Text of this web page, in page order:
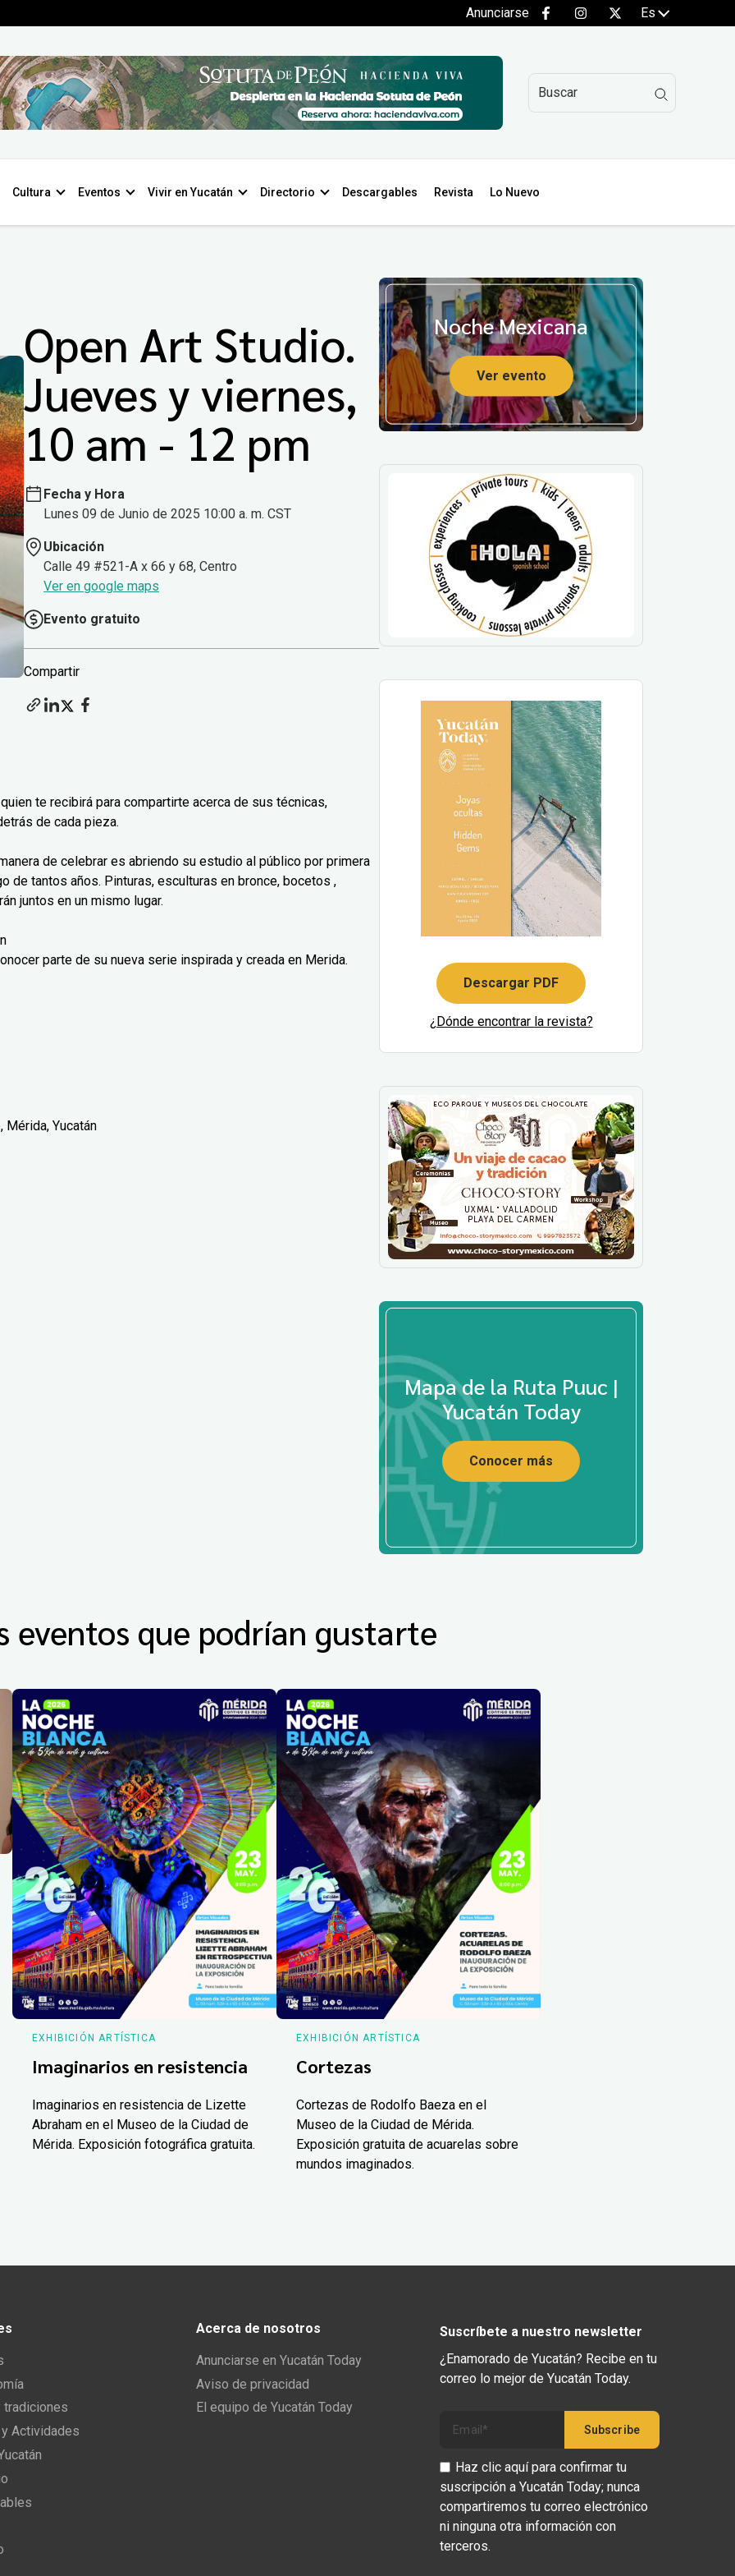
Anunciarse Es
Cultura Eventos Vivir en Yucatán Directorio Descargables Revista Lo Nuevo
Open Art Studio.
Jueves y viernes,
10 am - 12 pm
Fecha y Hora
Lunes 09 de Junio de 2025 10:00 a. m. CST
Ubicación
Calle 49 #521-A x 66 y 68, Centro
Ver en google maps
Evento gratuito
Compartir
te recibirá para compartirte acerca de sus técnicas,
de cada pieza.
de celebrar es abriendo su estudio al público por primera
de tantos años. Pinturas, esculturas en bronce, bocetos ,
juntos en un mismo lugar.
parte de su nueva serie inspirada y creada en Merida.
Mérida, Yucatán
Noche Mexicana
Ver evento
Descargar PDF
¿Dónde encontrar la revista?
Mapa de la Ruta Puuc |
Yucatán Today
Conocer más
eventos que podrían gustarte
EXHIBICIÓN ARTÍSTICA
Imaginarios en resistencia
Imaginarios en resistencia de Lizette
Abraham en el Museo de la Ciudad de
Mérida. Exposición fotográfica gratuita.
EXHIBICIÓN ARTÍSTICA
Cortezas
Cortezas de Rodolfo Baeza en el
Museo de la Ciudad de Mérida.
Exposición gratuita de acuarelas sobre
mundos imaginados.
tradiciones
Actividades
Acerca de nosotros
Anunciarse en Yucatán Today
Aviso de privacidad
El equipo de Yucatán Today
Suscríbete a nuestro newsletter
¿Enamorado de Yucatán? Recibe en tu
correo lo mejor de Yucatán Today.
Haz clic aquí para confirmar tu
suscripción a Yucatán Today; nunca
compartiremos tu correo electrónico
ni ninguna otra información con
terceros.